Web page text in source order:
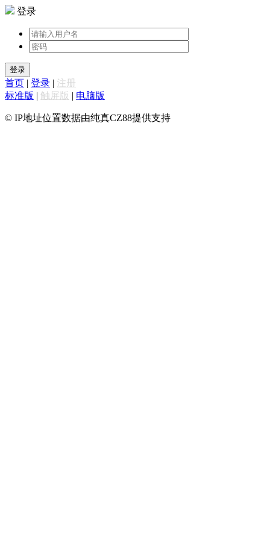
登录
登录
首页 | 登录 | 注册
标准版 | 触屏版 | 电脑版
© IP地址位置数据由纯真CZ88提供支持